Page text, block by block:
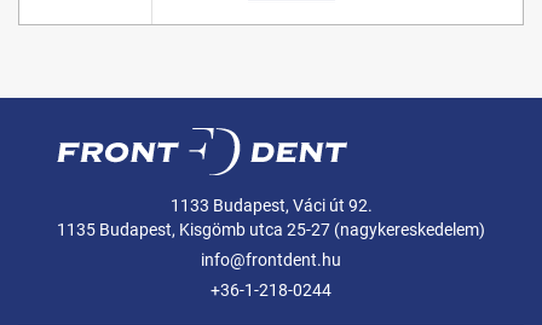
1133 Budapest, Váci út 92.
1135 Budapest, Kisgömb utca 25-27 (nagykereskedelem)
info@frontdent.hu
+36-1-218-0244